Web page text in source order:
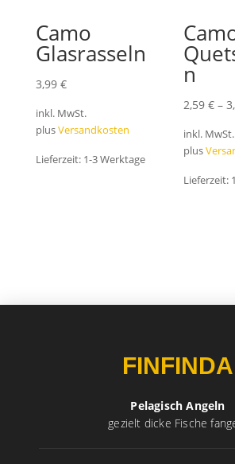
Camo
Glasrasseln
3,99 €
inkl. MwSt.
plusVersandkosten
Lieferzeit: 1-3 Werktage
n
2,59€ –
inkl. MwSt.
plus
Lieferzeit:
FINFINDA
Pelagisch Angeln
gezielt dicke Fische